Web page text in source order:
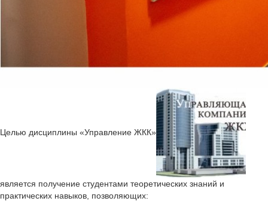
Целью дисциплины «Управление ЖКК»
является получение студентами теоретических знаний и
практических навыков, позволяющих: